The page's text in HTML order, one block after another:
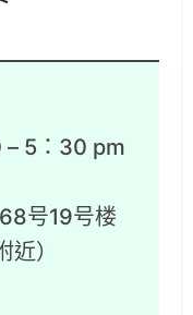
– 5：30 pm
号19号楼
近）